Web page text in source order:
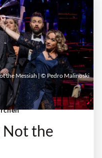
Uhr - 18:00
Not the
the Messiah | © Pedro Malinoski